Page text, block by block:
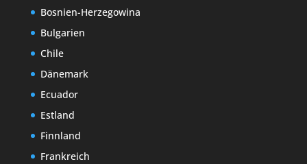
Bosnien-Herzegowina
Bulgarien
Chile
Dänemark
Ecuador
Estland
Finnland
Frankreich